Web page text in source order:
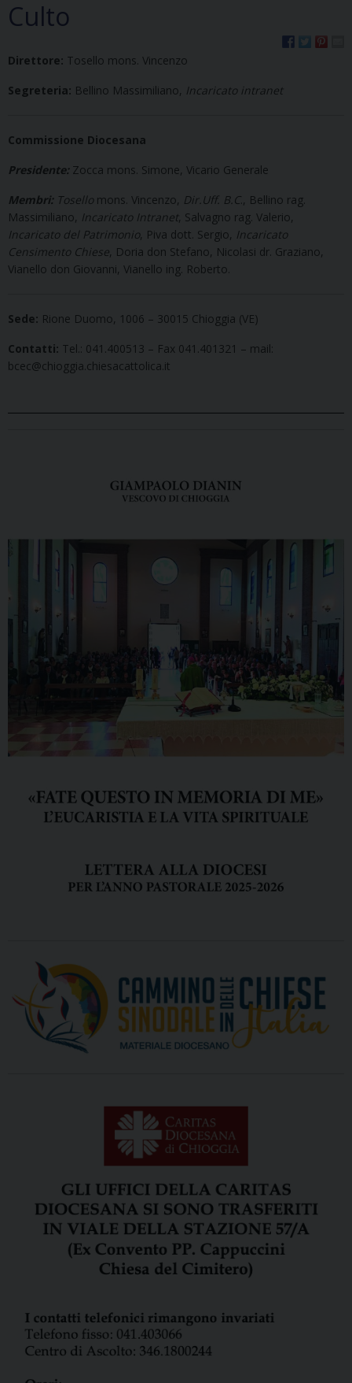
Culto
Direttore: Tosello mons. Vincenzo
Segreteria: Bellino Massimiliano, Incaricato intranet
Commissione Diocesana
Presidente: Zocca mons. Simone, Vicario Generale
Membri:Tosello mons. Vincenzo, Dir.Uff. B.C., Bellino rag.
Massimiliano, Incaricato Intranet, Salvagno rag. Valerio,
Incaricato del Patrimonio, Piva dott. Sergio, Incaricato
Censimento Chiese, Doria don Stefano, Nicolasi dr. Graziano,
Vianello don Giovanni, Vianello ing. Roberto.
Sede: Rione Duomo, 1006 – 30015 Chioggia (VE)
Contatti: Tel.: 041.400513 – Fax 041.401321 – mail:
bcec@chioggia.chiesacattolica.it